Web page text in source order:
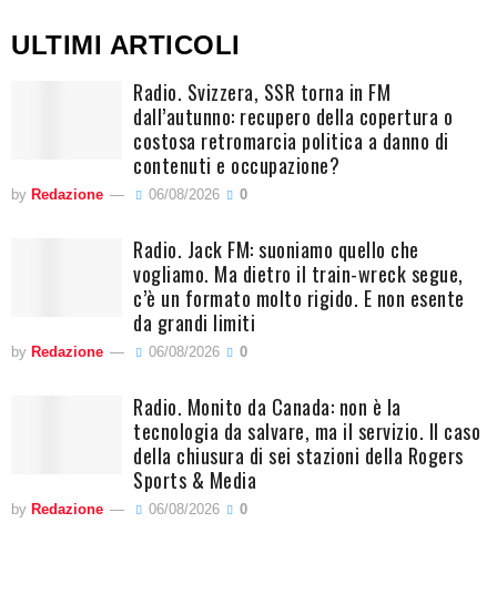
ULTIMI ARTICOLI
Radio. Svizzera, SSR torna in FM
dall’autunno: recupero della copertura o
costosa retromarcia politica a danno di
contenuti e occupazione?
by Redazione 06/08/2026 0
Radio. Jack FM: suoniamo quello che
vogliamo. Ma dietro il train-wreck segue,
c’è un formato molto rigido. E non esente
da grandi limiti
by Redazione 06/08/2026 0
Radio. Monito da Canada: non è la
tecnologia da salvare, ma il servizio. Il caso
della chiusura di sei stazioni della Rogers
Sports & Media
by Redazione 06/08/2026 0